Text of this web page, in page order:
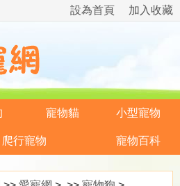
加入收藏
設為首頁
寵物貓 小型寵物
爬行寵物 寵物百科